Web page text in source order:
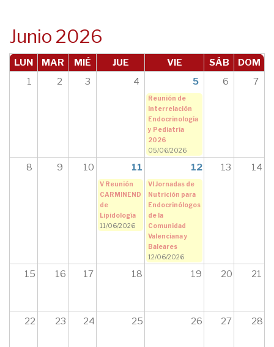
Junio 2026
LUN MAR MIÉ JUE VIE SÁB
DOM
1
2 3 4 5 6 7
Reunión de
Interrelación
Endocrinología
y Pediatría
2026
05/06/2026
8 9 10 11 12 13 14
V Reunión
CARMINEND
de
Lipidología
11/06/2026
VI Jornadas de
Nutrición para
Endocrinólogos
de la
Comunidad
Valenciana y
Baleares
12/06/2026
15 16 17 18 19 20 21
22 23 24 25 26 27 28